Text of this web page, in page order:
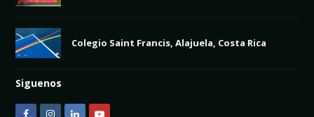
Colegio Saint Francis, Alajuela, Costa Rica
Siguenos